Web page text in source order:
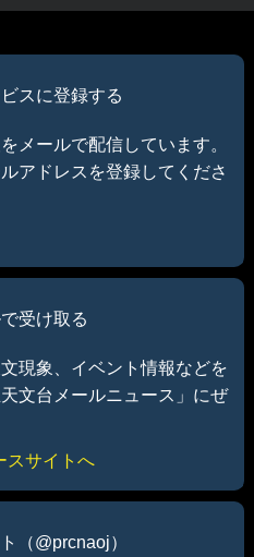
スに登録する
メールで配信しています。
アドレスを登録してくださ
受け取る
現象、イベント情報などを
文台メールニュース」にぜ
スサイトへ
（@prcnaoj）